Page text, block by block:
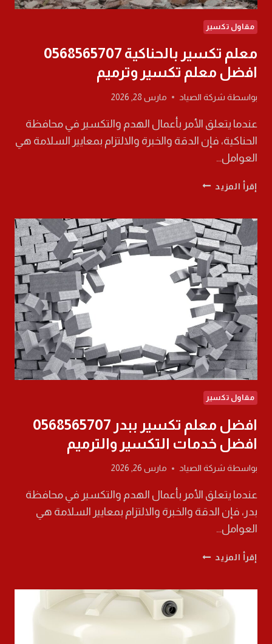
مقاول تكسير
معلم تكسير بالحناكية 0568565707
افضل معلم تكسير وترميم
بواسطة شركة الصياد مارس 28, 2026
عندما يتعلق الأمر بأعمال الهدم والتكسير في محافظة
الحناكية، فإن الدقة والخبرة والالتزام بمعايير السلامة هي
العوامل…
إقرأ المزيد معلم
0568565707
افضل
معلم
تكسير
وترميم
مقاول تكسير
افضل معلم تكسير ببدر 0568565707
افضل خدمات التكسير والترميم
بواسطة شركة الصياد مارس 26, 2026
عندما يتعلق الأمر بأعمال الهدم والتكسير في محافظة
بدر، فإن الدقة والخبرة والالتزام بمعايير السلامة هي
العوامل…
إقرأ المزيد افضل
ببدر
0568565707
خدمات